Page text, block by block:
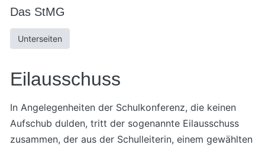
Das StMG
Unterseiten
Eilausschuss
In Angelegenheiten der Schulkonferenz, die keinen
Aufschub dulden, tritt der sogenannte Eilausschuss
zusammen, der aus der Schulleiterin, einem gewählten